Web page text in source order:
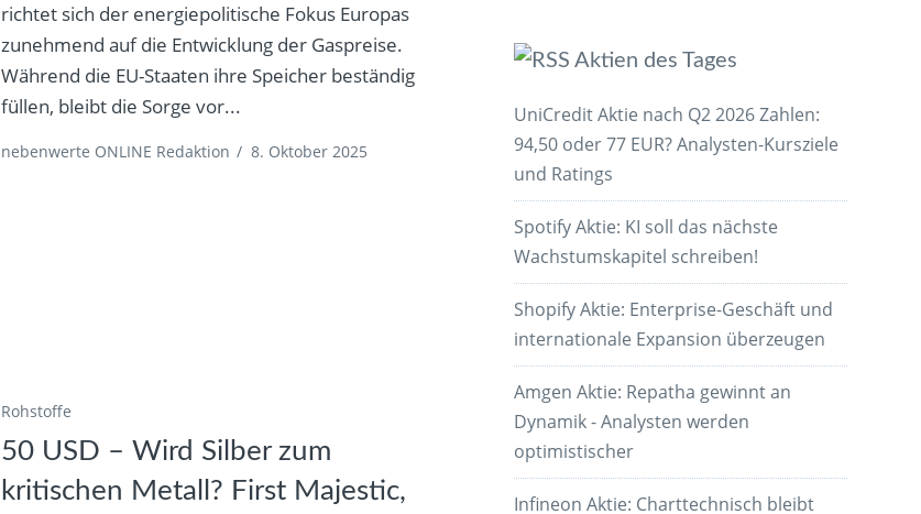
richtet sich der energiepolitische Fokus Europas
zunehmend auf die Entwicklung der Gaspreise.
Während die EU-Staaten ihre Speicher beständig
füllen, bleibt die Sorge vor...
nebenwerte ONLINE Redaktion / 8. Oktober 2025
Rohstoffe
50 USD – Wird Silber zum
kritischen Metall? First Majestic,
Aktien des Tages
UniCredit Aktie nach Q2 2026 Zahlen:
94,50 oder 77 EUR? Analysten-Kursziele
und Ratings
Spotify Aktie: KI soll das nächste
Wachstumskapitel schreiben!
Shopify Aktie: Enterprise-Geschäft und
internationale Expansion überzeugen
Amgen Aktie: Repatha gewinnt an
Dynamik - Analysten werden
optimistischer
Infineon Aktie: Charttechnisch bleibt